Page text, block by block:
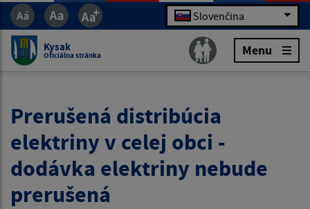
Slovenčina
Kysak
Oficiálna stránka Menu
Prerušená distribúcia
elektriny v celej obci -
dodávka elektriny nebude
prerušená